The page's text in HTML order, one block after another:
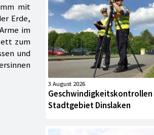
mit
Erde,
im
zum
und
3 August 2026
Geschwindigkeitskontrollen
Stadtgebiet Dinslaken